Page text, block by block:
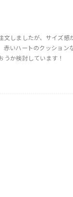
文しましたが、サイズ
赤いハートのクッショ
うか検討しています！